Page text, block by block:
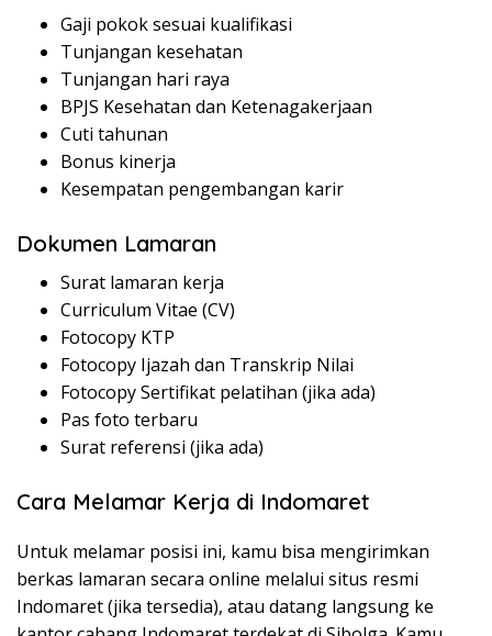
Gaji pokok sesuai kualifikasi
Tunjangan kesehatan
Tunjangan hari raya
BPJS Kesehatan dan Ketenagakerjaan
Cuti tahunan
Bonus kinerja
Kesempatan pengembangan karir
Dokumen Lamaran
Surat lamaran kerja
Curriculum Vitae (CV)
Fotocopy KTP
Fotocopy Ijazah dan Transkrip Nilai
Fotocopy Sertifikat pelatihan (jika ada)
Pas foto terbaru
Surat referensi (jika ada)
Cara Melamar Kerja di Indomaret
Untuk melamar posisi ini, kamu bisa mengirimkan
berkas lamaran secara online melalui situs resmi
Indomaret (jika tersedia), atau datang langsung ke